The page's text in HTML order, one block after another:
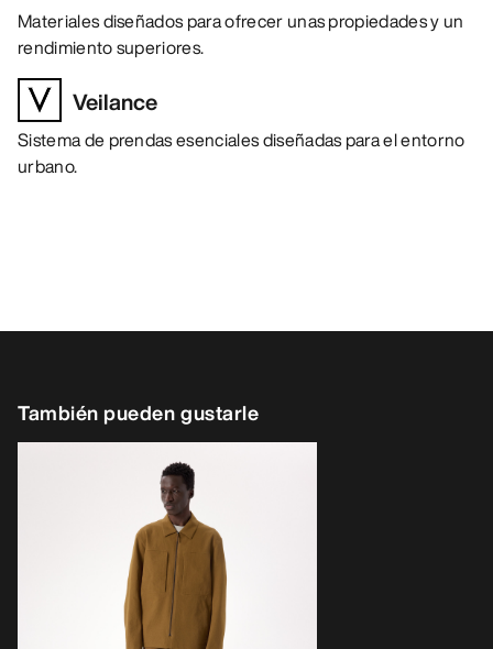
Materiales diseñados para ofrecer unas propiedades y un
rendimiento superiores.
Veilance
Sistema de prendas esenciales diseñadas para el entorno
urbano.
También pueden gustarle